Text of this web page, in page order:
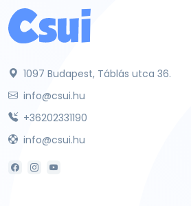
1097 Budapest, Táblás utca 36.
info@csui.hu
+36202331190
info@csui.hu